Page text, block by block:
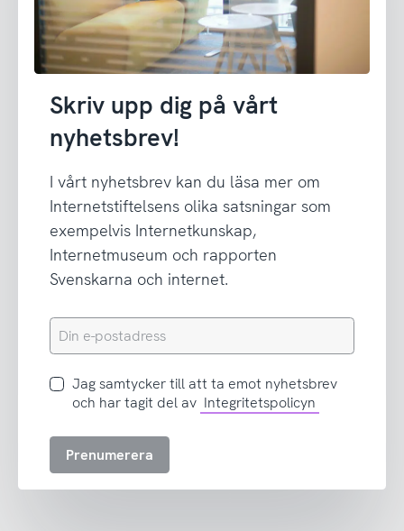
Skriv upp dig på vårt
nyhetsbrev!
I vårt nyhetsbrev kan du läsa mer om
Internetstiftelsens olika satsningar som
exempelvis Internetkunskap,
Internetmuseum och rapporten
Svenskarna och internet.
Din
e-
Jag
samtycker
att
Jag samtycker till att ta emot nyhetsbrev
och har tagit del av Integritetspolicyn
Prenumerera